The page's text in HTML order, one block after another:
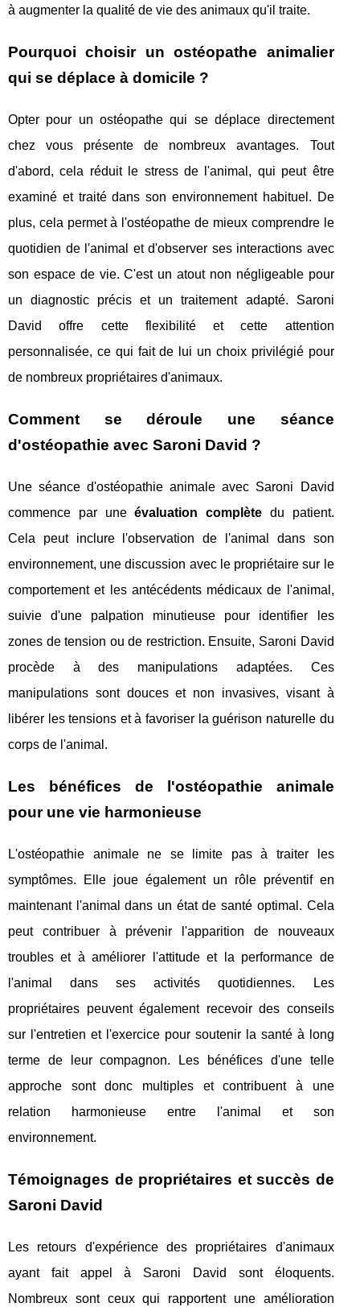
à augmenter la qualité de vie des animaux qu'il traite.
Pourquoi choisir un ostéopathe animalier
qui se déplace à domicile ?
Opter pour un ostéopathe qui se déplace directement
chez vous présente de nombreux avantages. Tout
d'abord, cela réduit le stress de l'animal, qui peut être
examiné et traité dans son environnement habituel. De
plus, cela permet à l'ostéopathe de mieux comprendre le
quotidien de l'animal et d'observer ses interactions avec
son espace de vie. C'est un atout non négligeable pour
un diagnostic précis et un traitement adapté. Saroni
David offre cette flexibilité et cette attention
personnalisée, ce qui fait de lui un choix privilégié pour
de nombreux propriétaires d'animaux.
Comment se déroule une séance
d'ostéopathie avec Saroni David ?
Une séance d'ostéopathie animale avec Saroni David
commence par uneévaluation complète du patient.
Cela peut inclure l'observation de l'animal dans son
environnement, une discussion avec le propriétaire sur le
comportement et les antécédents médicaux de l'animal,
suivie d'une palpation minutieuse pour identifier les
zones de tension ou de restriction. Ensuite, Saroni David
procède à des manipulations adaptées. Ces
manipulations sont douces et non invasives, visant à
libérer les tensions et à favoriser la guérison naturelle du
corps de l'animal.
Les bénéfices de l'ostéopathie animale
pour une vie harmonieuse
L'ostéopathie animale ne se limite pas à traiter les
symptômes. Elle joue également un rôle préventif en
maintenant l'animal dans un état de santé optimal. Cela
peut contribuer à prévenir l'apparition de nouveaux
troubles et à améliorer l'attitude et la performance de
l'animal dans ses activités quotidiennes. Les
propriétaires peuvent également recevoir des conseils
sur l'entretien et l'exercice pour soutenir la santé à long
terme de leur compagnon. Les bénéfices d'une telle
approche sont donc multiples et contribuent à une
relation harmonieuse entre l'animal et son
environnement.
Témoignages de propriétaires et succès de
Saroni David
Les retours d'expérience des propriétaires d'animaux
ayant fait appel à Saroni David sont éloquents.
Nombreux sont ceux qui rapportent une amélioration